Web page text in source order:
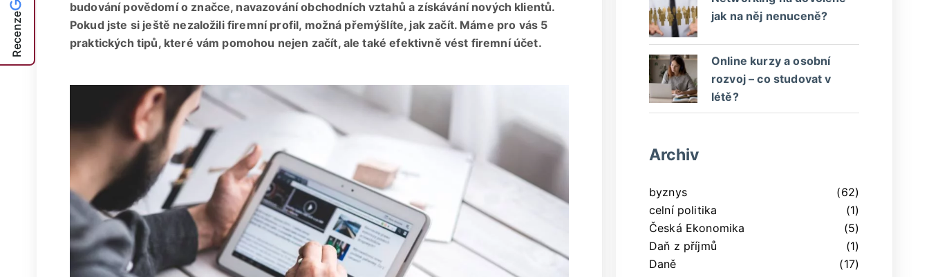
Recenze
budování povědomí o značce, navazování obchodních vztahů a získávání nových klientů.
Pokud jste si ještě nezaložili firemní profil, možná přemýšlíte, jak začít. Máme pro vás 5
praktických tipů, které vám pomohou nejen začít, ale také efektivně vést firemní účet.
jak na něj nenuceně?
Online kurzy a osobní
rozvoj – co studovat v
létě?
Archiv
byznys
(62)
celní politika
(1)
Česká Ekonomika
(5)
Daň z příjmů
(1)
Daně
(17)